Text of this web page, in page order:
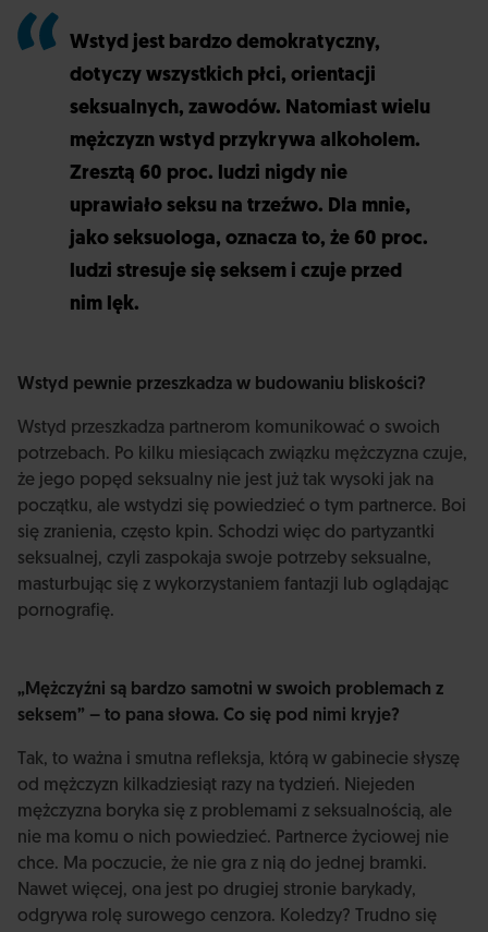
Wstyd jest bardzo demokratyczny,
dotyczy wszystkich płci, orientacji
seksualnych, zawodów. Natomiast wielu
mężczyzn wstyd przykrywa alkoholem.
Zresztą 60 proc. ludzi nigdy nie
uprawiało seksu na trzeźwo. Dla mnie,
jako seksuologa, oznacza to, że 60 proc.
ludzi stresuje się seksem i czuje przed
nim lęk.
Wstyd pewnie przeszkadza w budowaniu bliskości?
Wstyd przeszkadza partnerom komunikować o swoich
potrzebach. Po kilku miesiącach związku mężczyzna czuje,
że jego popęd seksualny nie jest już tak wysoki jak na
początku, ale wstydzi się powiedzieć o tym partnerce. Boi
się zranienia, często kpin. Schodzi więc do partyzantki
seksualnej, czyli zaspokaja swoje potrzeby seksualne,
masturbując się z wykorzystaniem fantazji lub oglądając
pornografię.
„Mężczyźni są bardzo samotni w swoich problemach z
seksem” – to pana słowa. Co się pod nimi kryje?
Tak, to ważna i smutna refleksja, którą w gabinecie słyszę
od mężczyzn kilkadziesiąt razy na tydzień. Niejeden
mężczyzna boryka się z problemami z seksualnością, ale
nie ma komu o nich powiedzieć. Partnerce życiowej nie
chce. Ma poczucie, że nie gra z nią do jednej bramki.
Nawet więcej, ona jest po drugiej stronie barykady,
odgrywa rolę surowego cenzora. Koledzy? Trudno się